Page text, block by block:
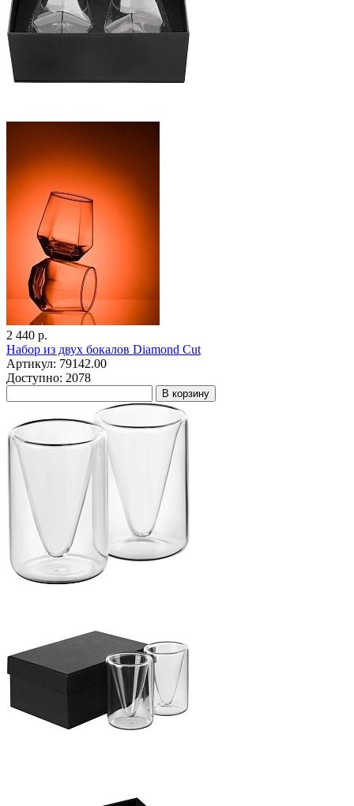
2 440 р.
Набор из двух бокалов Diamond Cut
Артикул: 79142.00
Доступно: 2078
В корзину